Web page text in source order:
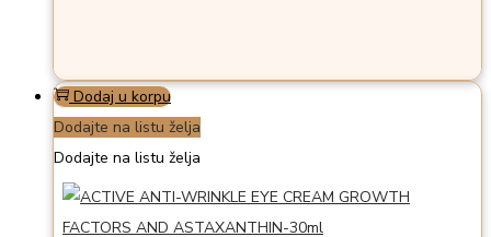
Dodaj u korpu
Dodajte na listu želja
Dodajte na listu želja